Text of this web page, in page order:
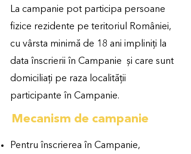
La campanie pot participa persoane
fizice rezidente pe teritoriul României,
cu vârsta minimă de 18 ani impliniți la
data înscrierii în Campanie și care sunt
domiciliați pe raza localității
participante în Campanie.
Mecanism de campanie
Pentru înscrierea în Campanie,